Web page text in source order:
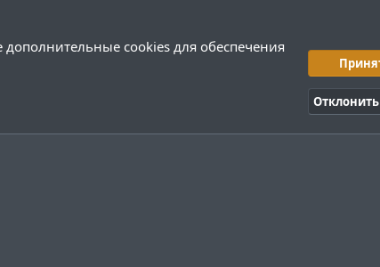
Политика
дополнительные cookies для обеспечения